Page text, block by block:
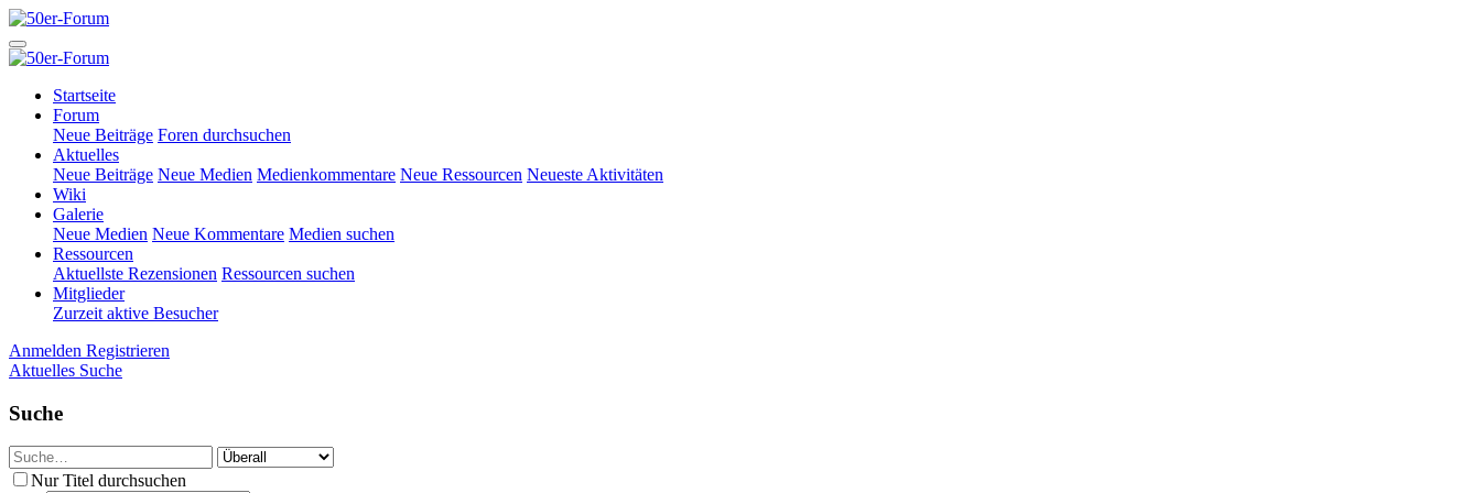
Startseite
Forum
Neue Beiträge Foren durchsuchen
Aktuelles
Neue Beiträge Neue Medien Medienkommentare Neue Ressourcen Neueste Aktivitäten
Wiki
Galerie
Neue Medien Neue Kommentare Medien suchen
Ressourcen
Aktuellste Rezensionen Ressourcen suchen
Mitglieder
Zurzeit aktive Besucher
Anmelden Registrieren
Aktuelles Suche
Suche
Nur Titel durchsuchen